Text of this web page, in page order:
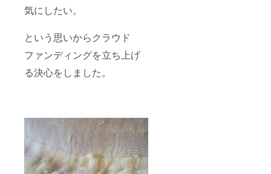
気にしたい。
という思いからクラウド
ファンディングを立ち上げ
る決心をしました。